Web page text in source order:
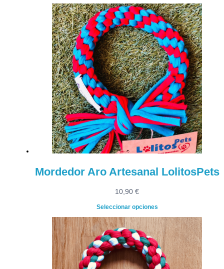
Mordedor Aro Artesanal LolitosPets
10,90 €
Seleccionar opciones